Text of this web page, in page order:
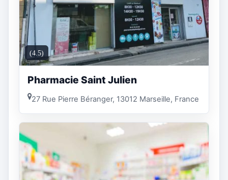
(4.5)
Pharmacie Saint Julien
27 Rue Pierre Béranger, 13012 Marseille, France